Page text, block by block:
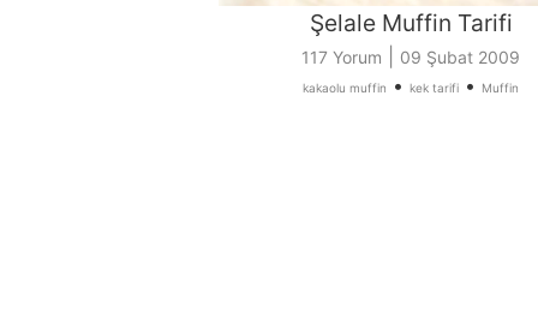
Şelale Muffin Tarifi
117 Yorum 09 Şubat 2009
kakaolu muffin • kek tarifi • Muffin